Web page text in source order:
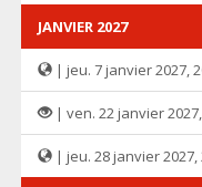
JANVIER 2027
| jeu. 7 janvier 2027,
| ven. 22 janvier
| jeu. 28 janvier 2027,